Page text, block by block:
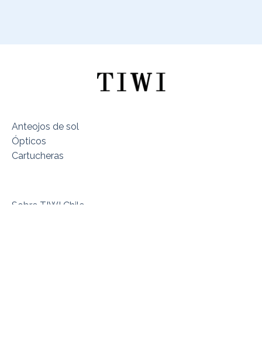
Anteojos de sol
Ópticos
Cartucheras
Sobre TIWI Chile